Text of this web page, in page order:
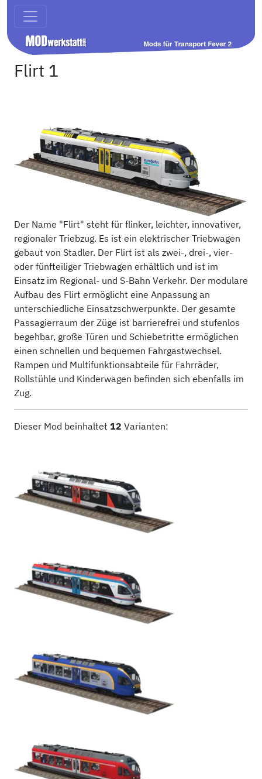
Flirt 1
Der Name "Flirt" steht für flinker, leichter, innovativer,
regionaler Triebzug. Es ist ein elektrischer Triebwagen
gebaut von Stadler. Der Flirt ist als zwei-, drei-, vier-
oder fünfteiliger Triebwagen erhältlich und ist im
Einsatz im Regional-​ und S-​Bahn Verkehr. Der modulare
Aufbau des Flirt ermöglicht eine Anpassung an
unterschiedliche Einsatzschwerpunkte. Der gesamte
Passagierraum der Züge ist barrierefrei und stufenlos
begehbar, große Türen und Schiebetritte ermöglichen
einen schnellen und bequemen Fahrgastwechsel.
Rampen und Multifunktionsabteile für Fahrräder,
Rollstühle und Kinderwagen befinden sich ebenfalls im
Zug.
Dieser Mod beinhaltet 12 Varianten: